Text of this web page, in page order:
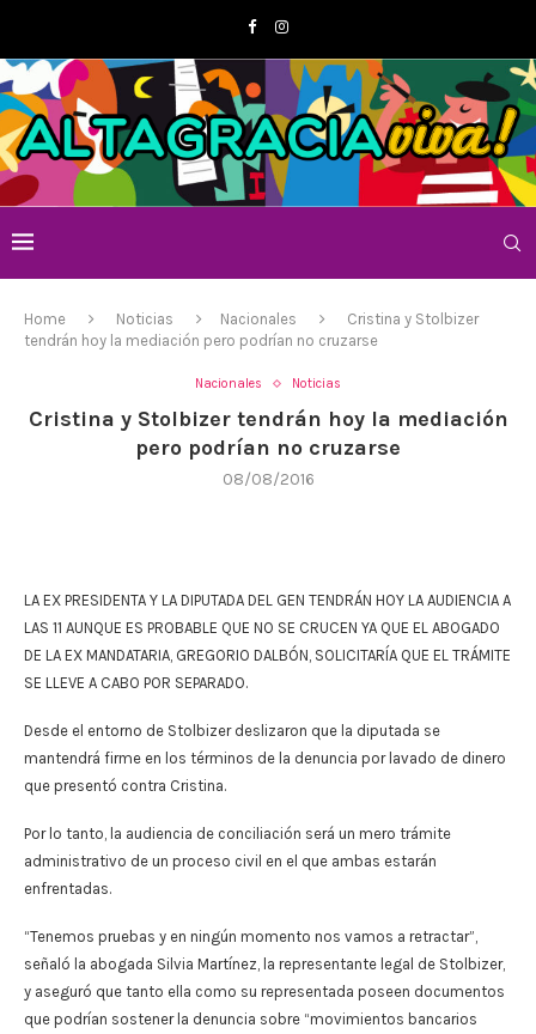
Home Noticias Nacionales
Cristina y Stolbizer
tendrán hoy la mediación pero podrían no cruzarse
Nacionales Noticias
Cristina y Stolbizer tendrán hoy la mediación
pero podrían no cruzarse
08/08/2016
LA EX PRESIDENTA Y LA DIPUTADA DEL GEN TENDRÁN HOY LA AUDIENCIA A
LAS 11 AUNQUE ES PROBABLE QUE NO SE CRUCEN YA QUE EL ABOGADO
DE LA EX MANDATARIA, GREGORIO DALBÓN, SOLICITARÍA QUE EL TRÁMITE
SE LLEVE A CABO POR SEPARADO.
Desde el entorno de Stolbizer deslizaron que la diputada se
mantendrá firme en los términos de la denuncia por lavado de dinero
que presentó contra Cristina.
Por lo tanto, la audiencia de conciliación será un mero trámite
administrativo de un proceso civil en el que ambas estarán
enfrentadas.
“Tenemos pruebas y en ningún momento nos vamos a retractar”,
señaló la abogada Silvia Martínez, la representante legal de Stolbizer,
y aseguró que tanto ella como su representada poseen documentos
que podrían sostener la denuncia sobre “movimientos bancarios